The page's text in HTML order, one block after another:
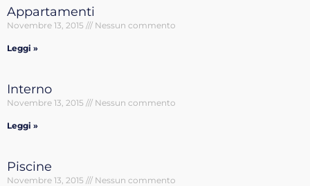
Appartamenti
Novembre 13, 2015 Nessun commento
Leggi »
Interno
Novembre 13, 2015 Nessun commento
Leggi »
Piscine
Novembre 13, 2015 Nessun commento